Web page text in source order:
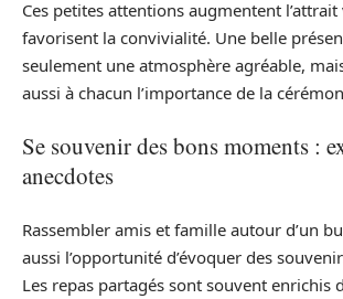
Ces petites attentions augmentent
favorisent la convivialité. Une belle
seulement une atmosphère agréable,
aussi à chacun l’importance de la
Se souvenir des bons moments :
anecdotes
Rassembler amis et famille autour d’un
aussi l’opportunité d’évoquer des
Les repas partagés sont souvent enrichis